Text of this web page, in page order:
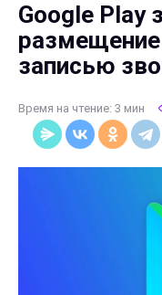
Google Play
записью
Время на чтение: 3 мин